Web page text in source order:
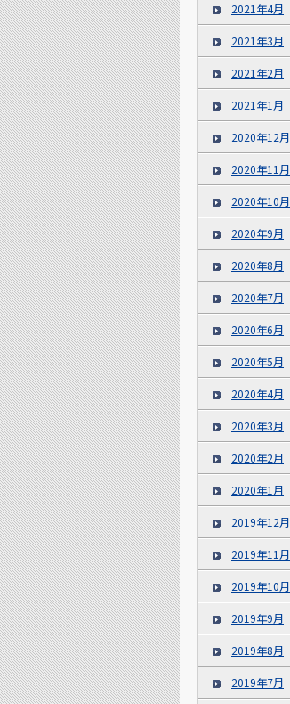
2021年4月
2021年3月
2021年2月
2021年1月
2020年12月
2020年11月
2020年10月
2020年9月
2020年8月
2020年7月
2020年6月
2020年5月
2020年4月
2020年3月
2020年2月
2020年1月
2019年12月
2019年11月
2019年10月
2019年9月
2019年8月
2019年7月